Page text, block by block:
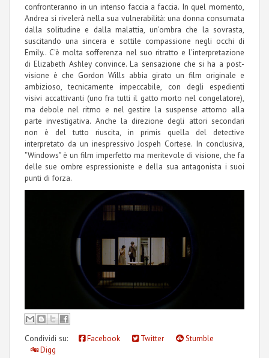
confronteranno in un intenso faccia a faccia. In quel momento,
Andrea si rivelerà nella sua vulnerabilità: una donna consumata
dalla solitudine e dalla malattia, un'ombra che la sovrasta,
suscitando una sincera e sottile compassione negli occhi di
Emily.. C'è molta sofferenza nel suo ritratto e l'interpretazione
di Elizabeth Ashley convince. La sensazione che si ha a post-
visione è che Gordon Wills abbia girato un film originale e
ambizioso, tecnicamente impeccabile, con degli espedienti
visivi accattivanti (uno fra tutti il gatto morto nel congelatore),
ma debole nel ritmo e nel gestire la suspense attorno alla
parte investigativa. Anche la direzione degli attori secondari
non è del tutto riuscita, in primis quella del detective
interpretato da un inespressivo Jospeh Cortese. In conclusiva,
"Windows" è un film imperfetto ma meritevole di visione, che fa
delle sue ombre espressioniste e della sua antagonista i suoi
punti di forza.
Condividi su: Facebook Twitter
Stumble
Digg